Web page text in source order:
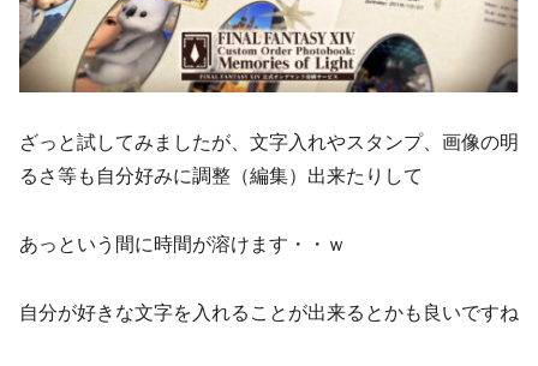
ざっと試してみましたが、文字入れやスタンプ、画像の明
るさ等も自分好みに調整（編集）出来たりして
あっという間に時間が溶けます・・ｗ
自分が好きな文字を入れることが出来るとかも良いですね